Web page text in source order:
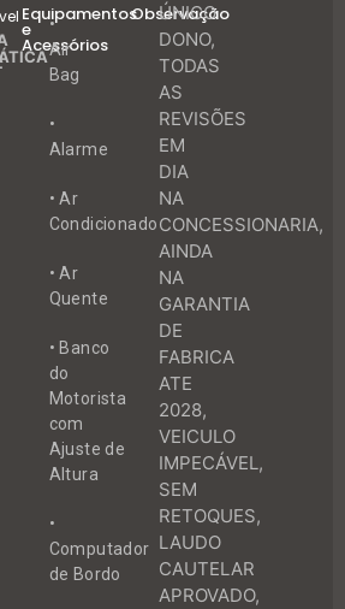
Equipamentos
e
Acessórios
•
Air
Bag
•
Alarme
• Ar
Condicionado
• Ar
Quente
• Banco
do
Motorista
com
Ajuste de
Altura
•
Computador
de Bordo
Observação
ÚNICO
DONO,
TODAS
AS
REVISÕES
EM
DIA
NA
CONCESSIONARIA,
AINDA
NA
GARANTIA
DE
FABRICA
ATE
2028,
VEICULO
IMPECÁVEL,
SEM
RETOQUES,
LAUDO
CAUTELAR
APROVADO,